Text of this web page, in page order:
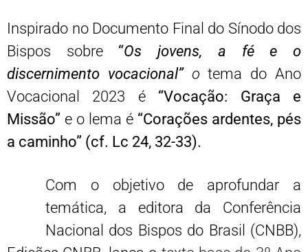
Inspirado no Documento Final do Sínodo dos
Bispos sobre “Os jovens, a fé e o
discernimento vocacional”otema do Ano
Vocacional 2023 é “Vocação: Graça e
Missão” e o lema é “Corações ardentes, pés
a caminho” (cf. Lc 24, 32-33).
Com o objetivo de aprofundar a
temática, a editora da Conferência
Nacional dos Bispos do Brasil (CNBB),